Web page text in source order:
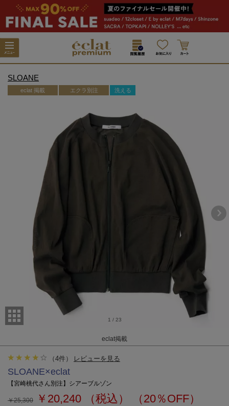
SLOANE
eclat 掲載 エクラ別注 洗える
1 / 23
eclat掲載
（4件） レビューを見る
SLOANE×eclat
【宮崎桃代さん別注】シアーブルゾン
￥25,300 ￥20,240 （税込） （20％OFF）